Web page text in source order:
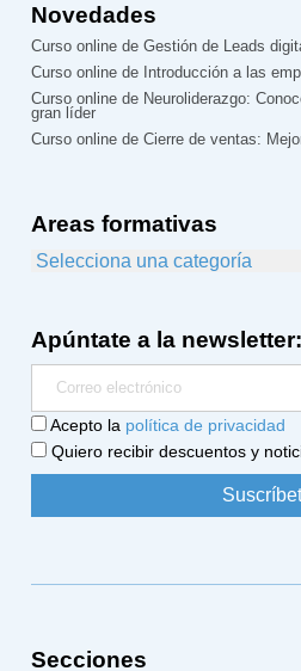
Novedades
Curso online de Gestión de Leads
Curso online de Introducción a las
Curso online de Neuroliderazgo:
gran líder
Curso online de Cierre de ventas:
Areas formativas
Apúntate a la newsletter:
Acepto la política de privacidad
Quiero recibir descuentos y
Secciones